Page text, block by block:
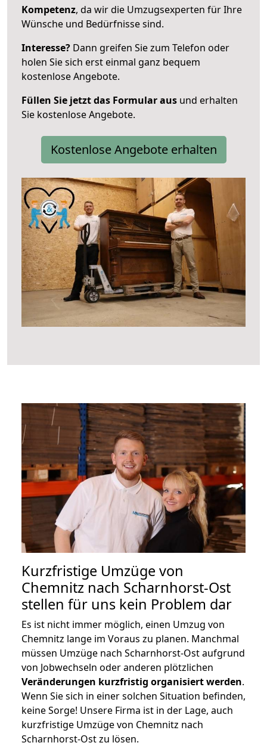
Kompetenz, da wir die Umzugsexperten für Ihre
Wünsche und Bedürfnisse sind.
Interesse? Dann greifen Sie zum Telefon oder
holen Sie sich erst einmal ganz bequem
kostenlose Angebote.
Füllen Sie jetzt das Formular aus und erhalten
Sie kostenlose Angebote.
Kostenlose Angebote erhalten
Kurzfristige Umzüge von
Chemnitz nach Scharnhorst-Ost
stellen für uns kein Problem dar
Es ist nicht immer möglich, einen Umzug von
Chemnitz lange im Voraus zu planen. Manchmal
müssen Umzüge nach Scharnhorst-Ost aufgrund
von Jobwechseln oder anderen plötzlichen
Veränderungen kurzfristig organisiert werden.
Wenn Sie sich in einer solchen Situation befinden,
keine Sorge! Unsere Firma ist in der Lage, auch
kurzfristige Umzüge von Chemnitz nach
Scharnhorst-Ost zu lösen.